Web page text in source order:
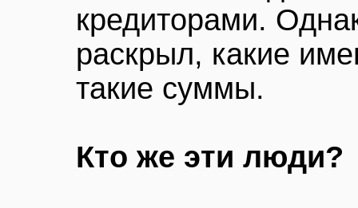
кредиторами.
раскрыл, какие
такие суммы.
Кто же эти люди?